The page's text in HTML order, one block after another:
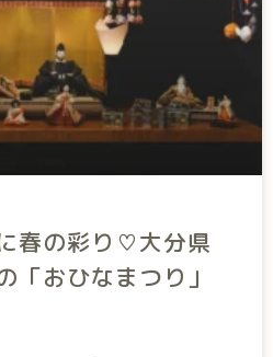
春の彩り♡大分県
「おひなまつり」